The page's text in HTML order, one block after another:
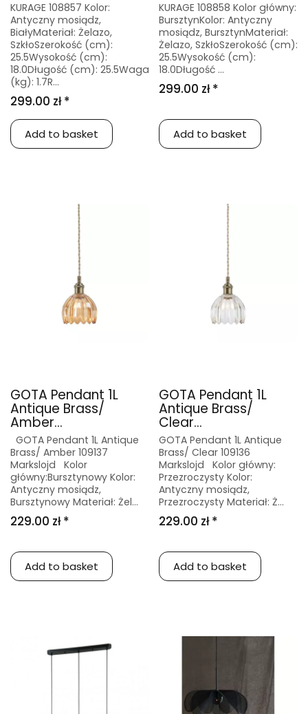
KURAGE 108857 Kolor:
Antyczny mosiądz,
BiałyMateriał: Żelazo,
SzkłoSzerokość (cm):
25.5Wysokość (cm):
18.0Długość (cm): 25.5Waga
(kg): 1.7R...
299.00 zł *
Add to basket
KURAGE 108858 Kolor główny:
BursztynKolor: Antyczny
mosiądz, BursztynMateriał:
Żelazo, SzkłoSzerokość (cm):
25.5Wysokość (cm):
18.0Długość ...
299.00 zł *
Add to basket
GOTA Pendant 1L
Antique Brass/
Amber...
GOTA Pendant 1L Antique
Brass/ Amber 109137
Markslojd Kolor
główny:Bursztynowy Kolor:
Antyczny mosiądz,
Bursztynowy Materiał: Żel...
229.00 zł *
Add to basket
GOTA Pendant 1L
Antique Brass/
Clear...
GOTA Pendant 1L Antique
Brass/ Clear 109136
Markslojd Kolor główny:
Przezroczysty Kolor:
Antyczny mosiądz,
Przezroczysty Materiał: Ż...
229.00 zł *
Add to basket